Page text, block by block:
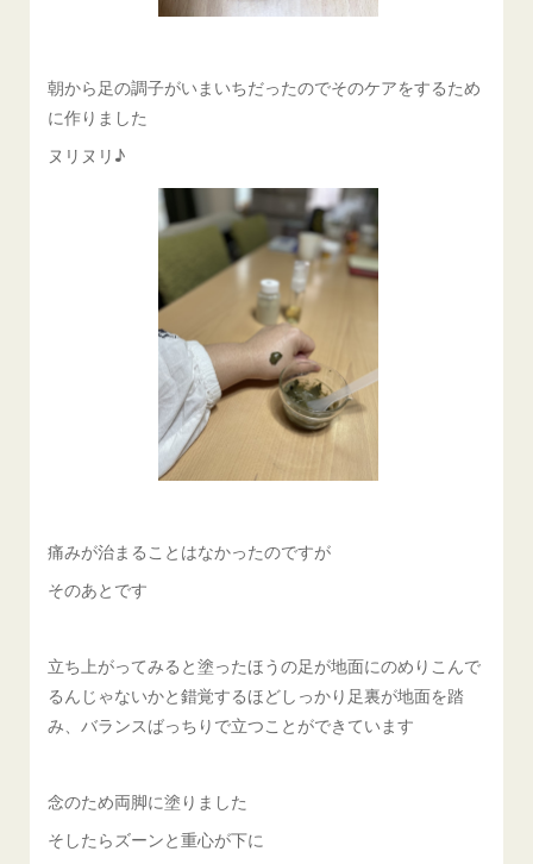
朝から足の調子がいまいちだったのでそのケアをするため
に作りました
ヌリヌリ♪
痛みが治まることはなかったのですが
そのあとです
立ち上がってみると塗ったほうの足が地面にのめりこんで
るんじゃないかと錯覚するほどしっかり足裏が地面を踏
み、バランスばっちりで立つことができています
念のため両脚に塗りました
そしたらズーンと重心が下に